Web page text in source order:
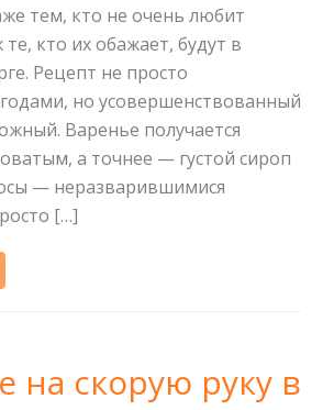
тем, кто не очень любит
кто их обажает, будут в
Рецепт не просто
но усовершенствованный
Варенье получается
а точнее — густой сироп
— неразварившимися
[…]
на скорую руку в